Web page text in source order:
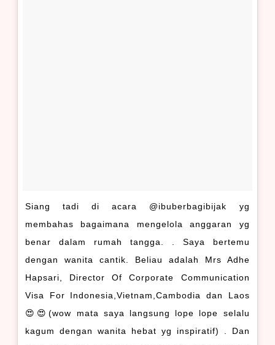
Siang tadi di acara @ibuberbagibijak yg
membahas bagaimana mengelola anggaran yg
benar dalam rumah tangga. . Saya bertemu
dengan wanita cantik. Beliau adalah Mrs Adhe
Hapsari, Director Of Corporate Communication
Visa For Indonesia,Vietnam,Cambodia dan Laos
😍😍(wow mata saya langsung lope lope selalu
kagum dengan wanita hebat yg inspiratif) . Dan